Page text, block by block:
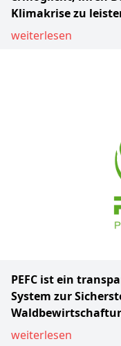
Klimakrise zu
weiterlesen
PEFC ist ein
System zur
weiterlesen